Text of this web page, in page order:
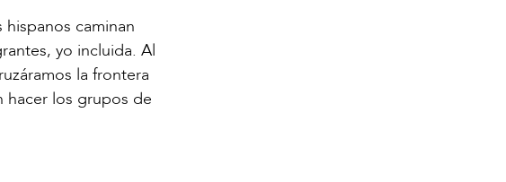
caminan
yo incluida. Al
la frontera
hacer los grupos de